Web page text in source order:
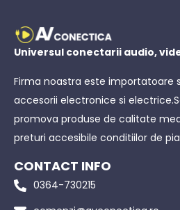
Universul conectarii audio,
Firma noastra este importatoare
accesorii electronice si
promova produse de calitate
preturi accesibile conditiilor de
CONTACT INFO
0364-730215